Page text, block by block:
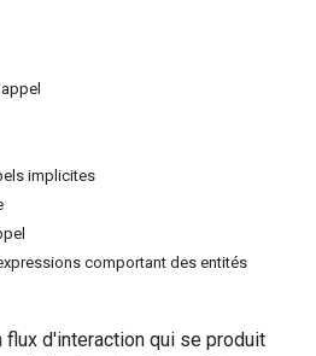
implicites
comportant des entités
d'interaction qui se produit